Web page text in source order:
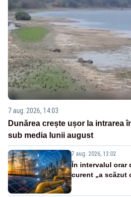
7 aug. 2026, 14:03
Dunărea crește ușor la intrarea
sub media lunii august
7 aug. 2026, 13:02
În intervalul orar
curent „a scăzut